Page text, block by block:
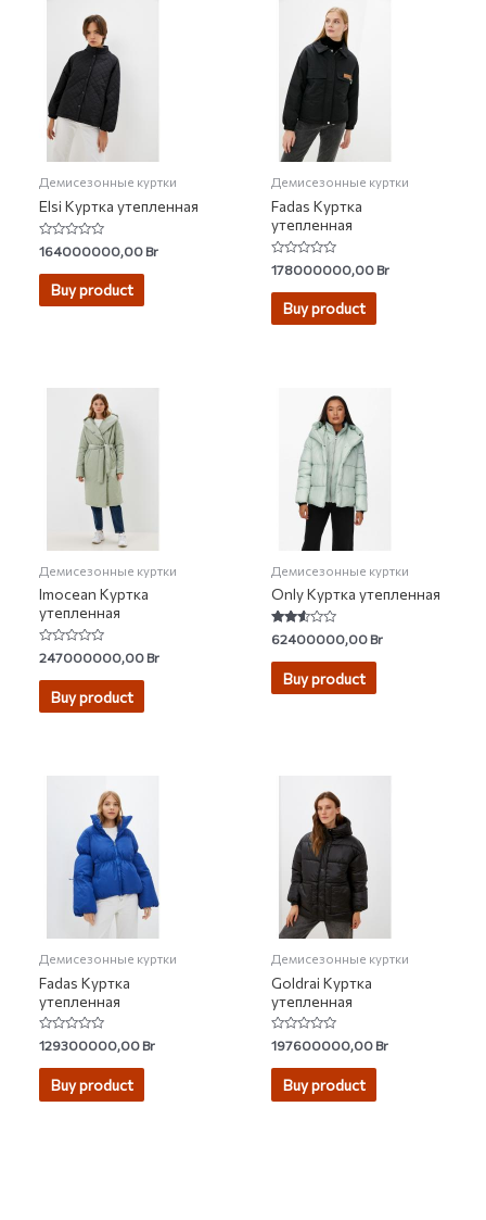
Демисезонные куртки
Elsi Куртка утепленная
Rated
0
out
164000000,00Br
Buy product
Демисезонные куртки
Fadas Куртка
утепленная
Rated
0
out
178000000,00Br
Buy product
Демисезонные куртки
Imocean Куртка
утепленная
Rated
0
out
247000000,00Br
Buy product
Демисезонные куртки
Only Куртка утепленная
Rated
2.43
out of
62400000,00Br
Buy product
Демисезонные куртки
Fadas Куртка
утепленная
Rated
0
out
129300000,00Br
Buy product
Демисезонные куртки
Goldrai Куртка
утепленная
Rated
0
out
197600000,00Br
Buy product